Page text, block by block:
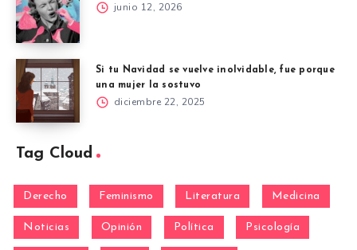
junio 12, 2026
Si tu Navidad se vuelve inolvidable, fue porque
una mujer la sostuvo
diciembre 22, 2025
Tag Cloud
Derecho Feminismo Literatura Medicina
Noticias Opinión Política Psicología